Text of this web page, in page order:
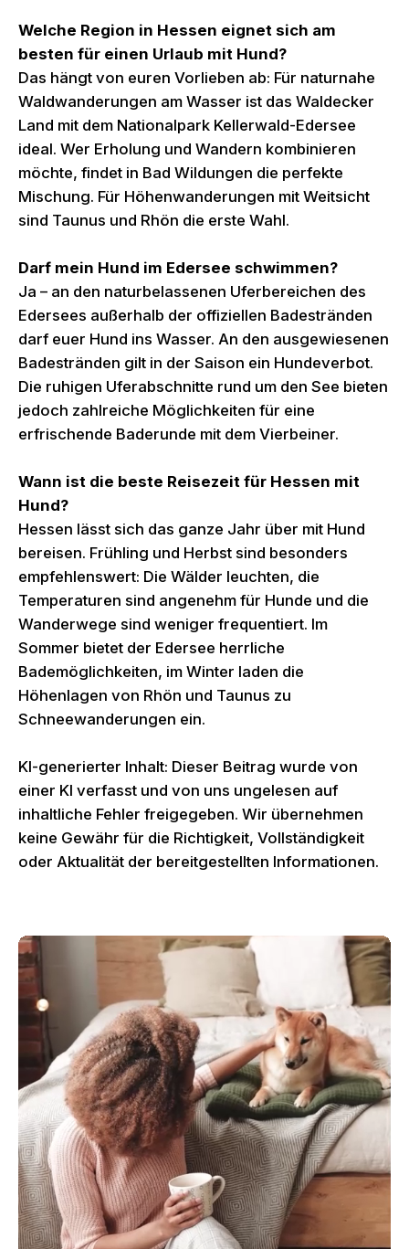
Welche Region in Hessen eignet sich am
besten für einen Urlaub mit Hund?
Das hängt von euren Vorlieben ab: Für naturnahe
Waldwanderungen am Wasser ist das Waldecker
Land mit dem Nationalpark Kellerwald-Edersee
ideal. Wer Erholung und Wandern kombinieren
möchte, findet in Bad Wildungen die perfekte
Mischung. Für Höhenwanderungen mit Weitsicht
sind Taunus und Rhön die erste Wahl.
Darf mein Hund im Edersee schwimmen?
Ja – an den naturbelassenen Uferbereichen des
Edersees außerhalb der offiziellen Badestränden
darf euer Hund ins Wasser. An den ausgewiesenen
Badestränden gilt in der Saison ein Hundeverbot.
Die ruhigen Uferabschnitte rund um den See bieten
jedoch zahlreiche Möglichkeiten für eine
erfrischende Baderunde mit dem Vierbeiner.
Wann ist die beste Reisezeit für Hessen mit
Hund?
Hessen lässt sich das ganze Jahr über mit Hund
bereisen. Frühling und Herbst sind besonders
empfehlenswert: Die Wälder leuchten, die
Temperaturen sind angenehm für Hunde und die
Wanderwege sind weniger frequentiert. Im
Sommer bietet der Edersee herrliche
Bademöglichkeiten, im Winter laden die
Höhenlagen von Rhön und Taunus zu
Schneewanderungen ein.
KI-generierter Inhalt: Dieser Beitrag wurde von
einer KI verfasst und von uns ungelesen auf
inhaltliche Fehler freigegeben. Wir übernehmen
keine Gewähr für die Richtigkeit, Vollständigkeit
oder Aktualität der bereitgestellten Informationen.